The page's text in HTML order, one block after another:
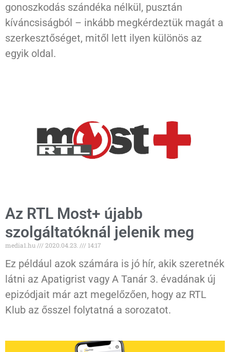
gonoszkodás szándéka nélkül, pusztán
kíváncsiságból – inkább megkérdeztük magát a
szerkesztőséget, mitől lett ilyen különös az
egyik oldal.
Az RTL Most+ újabb
szolgáltatóknál jelenik meg
media1.hu 2020.04.23. 14:17
Ez például azok számára is jó hír, akik szeretnék
látni az Apatigrist vagy A Tanár 3. évadának új
epizódjait már azt megelőzően, hogy az RTL
Klub az ősszel folytatná a sorozatot.